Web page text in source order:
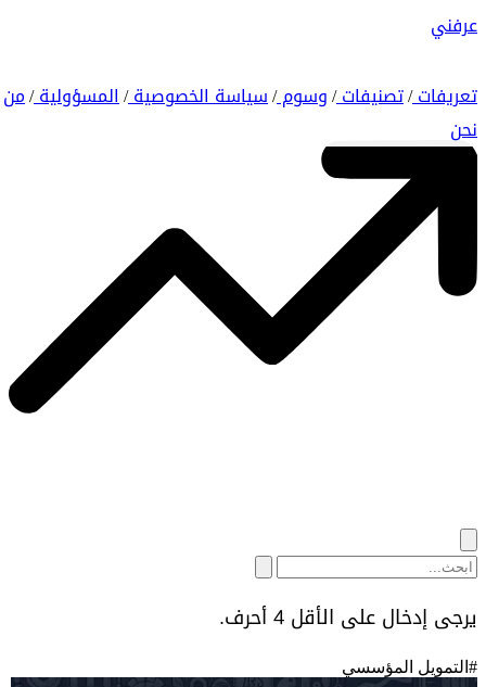
عرفني
تعريفات/ تصنيفات/ وسوم/ سياسة الخصوصية/ المسؤولية/ من
نحن
يرجى إدخال على الأقل 4 أحرف.
# التمويل المؤسسي